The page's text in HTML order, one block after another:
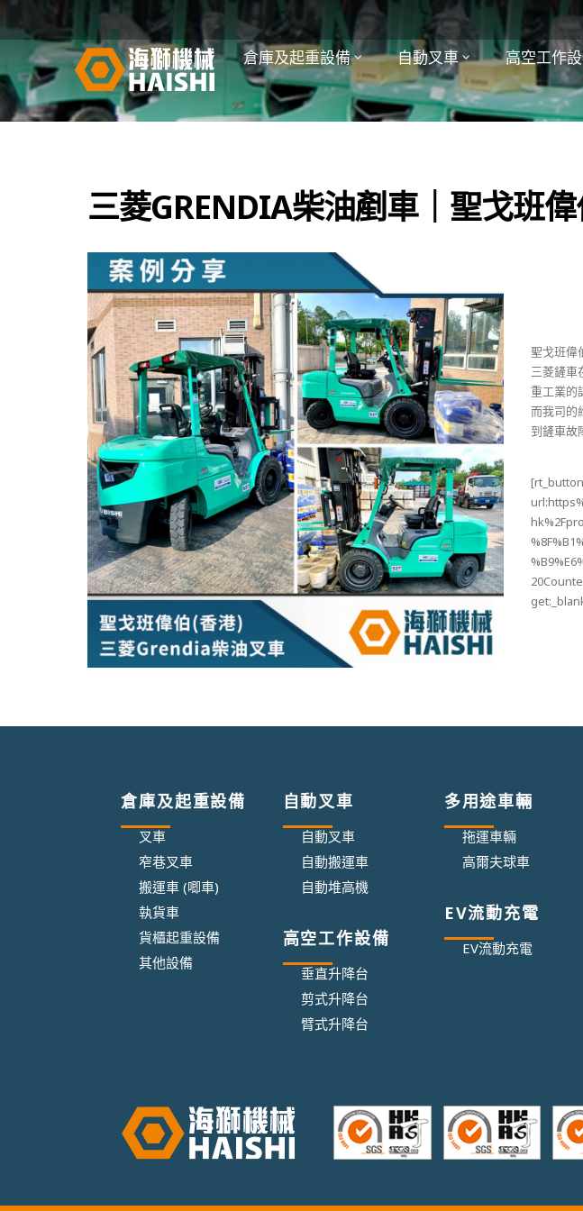
倉庫及起重設備 自動叉車 高空工作
三菱GRENDIA柴油剷車｜聖戈班
聖戈班偉
三菱鏟車
重工業的
而我司的
到鏟車故
倉庫及起重設備
叉車
窄巷叉車
搬運車 (唧車)
執貨車
貨櫃起重設備
其他設備
自動叉車
自動叉車
自動搬運車
自動堆高機
高空工作設備
垂直升降台
剪式升降台
臂式升降台
多用途車輛
拖運車輛
高爾夫球車
EV流動充電
EV流動充電